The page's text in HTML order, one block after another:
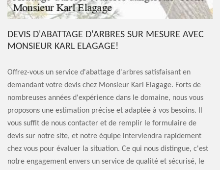
DEVIS D'ABATTAGE D'ARBRES SUR MESURE AVEC
MONSIEUR KARL ELAGAGE!
Offrez-vous un service d'abattage d'arbres satisfaisant en
demandant votre devis chez Monsieur Karl Elagage. Forts de
nombreuses années d'expérience dans le domaine, nous vous
proposons une estimation précise et adaptée à vos besoins. Il
vous suffit de nous contacter et de remplir le formulaire de
devis sur notre site, et notre équipe interviendra rapidement
chez vous pour évaluer la situation. Ce qui nous distingue, c'est
notre engagement envers un service de qualité et sécurisé, le